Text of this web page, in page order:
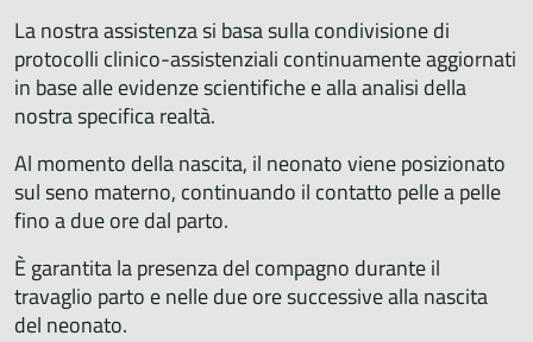
La nostra assistenza si basa sulla condivisione di
protocolli clinico-assistenziali continuamente aggiornati
in base alle evidenze scientifiche e alla analisi della
nostra specifica realtà.
Al momento della nascita, il neonato viene posizionato
sul seno materno, continuando il contatto pelle a pelle
fino a due ore dal parto.
È garantita la presenza del compagno durante il
travaglio parto e nelle due ore successive alla nascita
del neonato.